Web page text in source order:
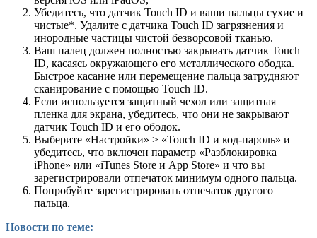
Убедитесь, что датчик Touch ID и ваши пальцы сухие и
чистые*. Удалите с датчика Touch ID загрязнения и
инородные частицы чистой безворсовой тканью.
Ваш палец должен полностью закрывать датчик Touch
ID, касаясь окружающего его металлического ободка.
Быстрое касание или перемещение пальца затрудняют
сканирование с помощью Touch ID.
Если используется защитный чехол или защитная
пленка для экрана, убедитесь, что они не закрывают
датчик Touch ID и его ободок.
Выберите «Настройки» > «Touch ID и код-пароль» и
убедитесь, что включен параметр «Разблокировка
iPhone» или «iTunes Store и App Store» и что вы
зарегистрировали отпечаток минимум одного пальца.
Попробуйте зарегистрировать отпечаток другого
пальца.
Новости по теме: